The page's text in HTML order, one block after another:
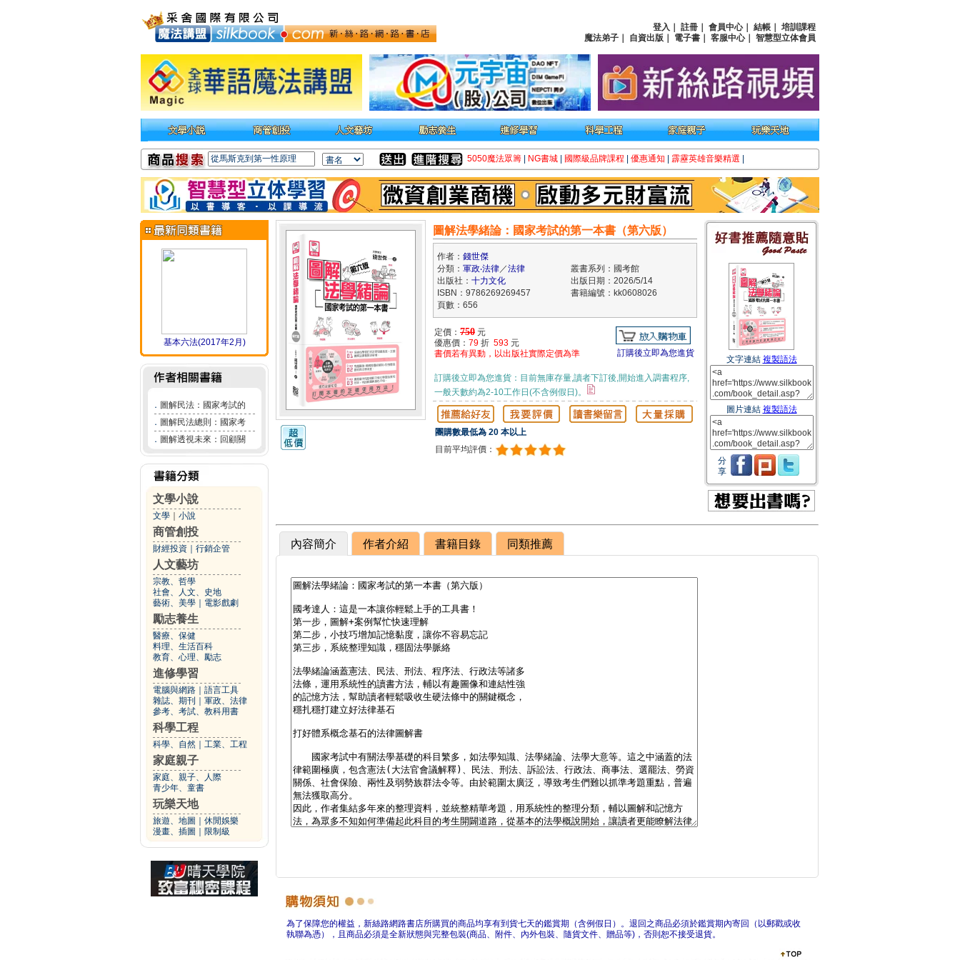
登入 註冊 會員中心｜ 結帳
培訓課程
魔法弟子
自資出版 電子書 客服中心｜ 智慧型立体會員
5050魔法眾籌 NG書城 國際級品牌課程 優惠通知 霹靂英雄音樂精選
基本六法(2017年2月)
． 圖解民法：國家考試的
． 圖解民法總則：國家考
． 圖解透視未來：回顧關
文學小說
文學 小說
商管創投
財經投資 行銷企管
人文藝坊
宗教、哲學
社會、人文、史地
藝術、美學
電影戲劇
勵志養生
醫療、保健
料理、生活百科
教育、心理、勵志
進修學習
電腦與網路
語言工具
雜誌、期刊
軍政、法律
參考、考試、教科用書
科學工程
科學、自然 工業、工程
家庭親子
家庭、親子、人際
青少年、童書
玩樂天地
旅遊、地圖
休閒娛樂
漫畫、插圖
限制級
圖解法學緒論：國家考試的第一本書（第六版）
作者： 錢世傑
分類： 軍政‧法律／法律
叢書系列：國考館
出版社： 十力文化
出版日期：2026/5/14
ISBN：9786269269457
書籍編號：kk0608026
頁數：656
定價： 750 元
優惠價： 79 折 593 元
書價若有異動，以出版社實際定價為準
訂購後立即為您進貨
訂購後立即為您進貨：目前無庫存量,讀者下訂後,開始進入調書程序,
一般天數約為2-10工作日(不含例假日)。
團購數最低為 20 本以上
目前平均評價：
文字連結 複製語法
圖片連結 複製語法
分
享
內容簡介 作者介紹 書籍目錄 同類推薦
為了保障您的權益，新絲路網路書店所購買的商品均享有到貨七天的鑑賞期（含例假日）。退回之商品必須於鑑賞期內寄回（以郵戳或收
執聯為憑），且商品必須是全新狀態與完整包裝(商品、附件、內外包裝、隨貨文件、贈品等)，否則恕不接受退貨。